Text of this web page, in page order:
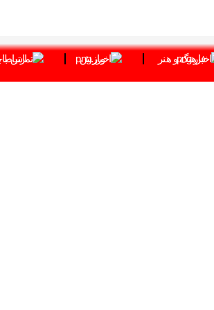
فرهنگ و هنر ورزش ارتباط